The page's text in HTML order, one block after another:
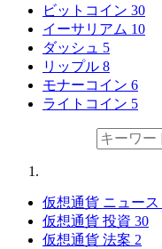
ビットコイン 30
イーサリアム 10
ダッシュ 5
リップル 8
モナーコイン 6
ライトコイン 5
仮想通貨 ニュース
仮想通貨 投資 30
仮想通貨 法案 2